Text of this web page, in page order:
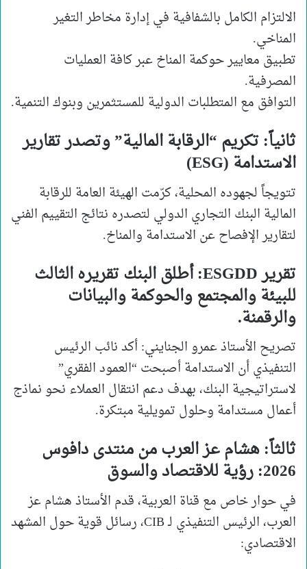
الالتزام الكامل بالشفافية في إدارة مخاطر التغير
المناخي.
تطبيق معايير حوكمة المناخ عبر كافة العمليات
المصرفية.
التوافق مع المتطلبات الدولية للمستثمرين وبنوك التنمية.
ثانياً: تكريم “الرقابة المالية” وتصدر تقارير
الاستدامة (ESG)
تتويجاً لجهوده المحلية، كرّمت الهيئة العامة للرقابة
المالية البنك التجاري الدولي لتصدره نتائج التقييم الفني
لتقارير الإفصاح عن الاستدامة والمناخ.
تقرير ESGDD: أطلق البنك تقريره الثالث
للبيئة والمجتمع والحوكمة والبيانات
والرقمنة.
تصريح الأستاذ عمرو الجنايني: أكد نائب الرئيس
التنفيذي أن الاستدامة أصبحت “العمود الفقري”
لاستراتيجية البنك، بهدف دعم انتقال العملاء نحو نماذج
أعمال مستدامة وحلول تمويلية مبتكرة.
ثالثاً: هشام عز العرب من منتدى دافوس
2026: رؤية للاقتصاد والسوق
في حوار خاص مع قناة العربية، قدم الأستاذ هشام عز
العرب، الرئيس التنفيذي لـ CIB، رسائل قوية حول المشهد
الاقتصادي: